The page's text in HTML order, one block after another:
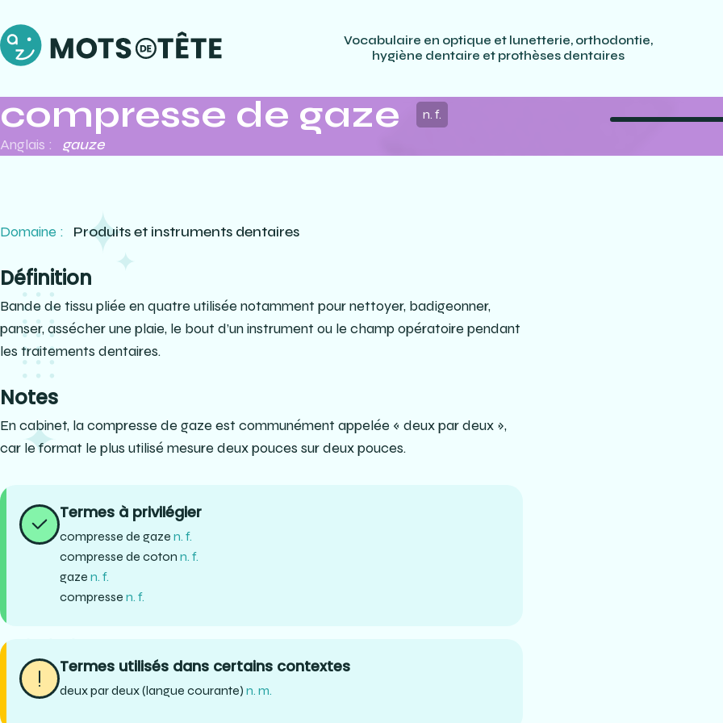
Vocabulaire en optique et lunetterie, orthodontie,
hygiène dentaire et prothèses dentaires
compresse de gaze n. f.
Anglais : gauze
Domaine : Produits et instruments dentaires
Définition
Bande de tissu pliée en quatre utilisée notamment pour nettoyer, badigeonner,
panser, assécher une plaie, le bout d’un instrument ou le champ opératoire pendant
les traitements dentaires.
Notes
En cabinet, la compresse de gaze est communément appelée « deux par deux »,
car le format le plus utilisé mesure deux pouces sur deux pouces.
Termes à privilégier
compresse de gaze n. f.
compresse de coton n. f.
gaze n. f.
compresse n. f.
Termes utilisés dans certains contextes
deux par deux (langue courante) n. m.